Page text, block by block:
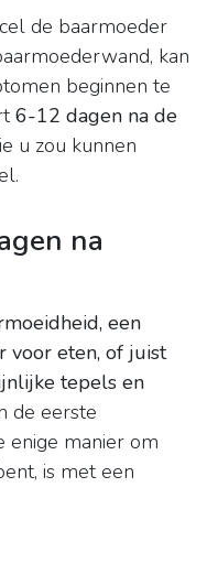
de baarmoeder
kan
beginnen te
6-12 dagen na de
u zou kunnen
na
een
voor eten, of juist
tepels en
de eerste
enige manier om
is met een